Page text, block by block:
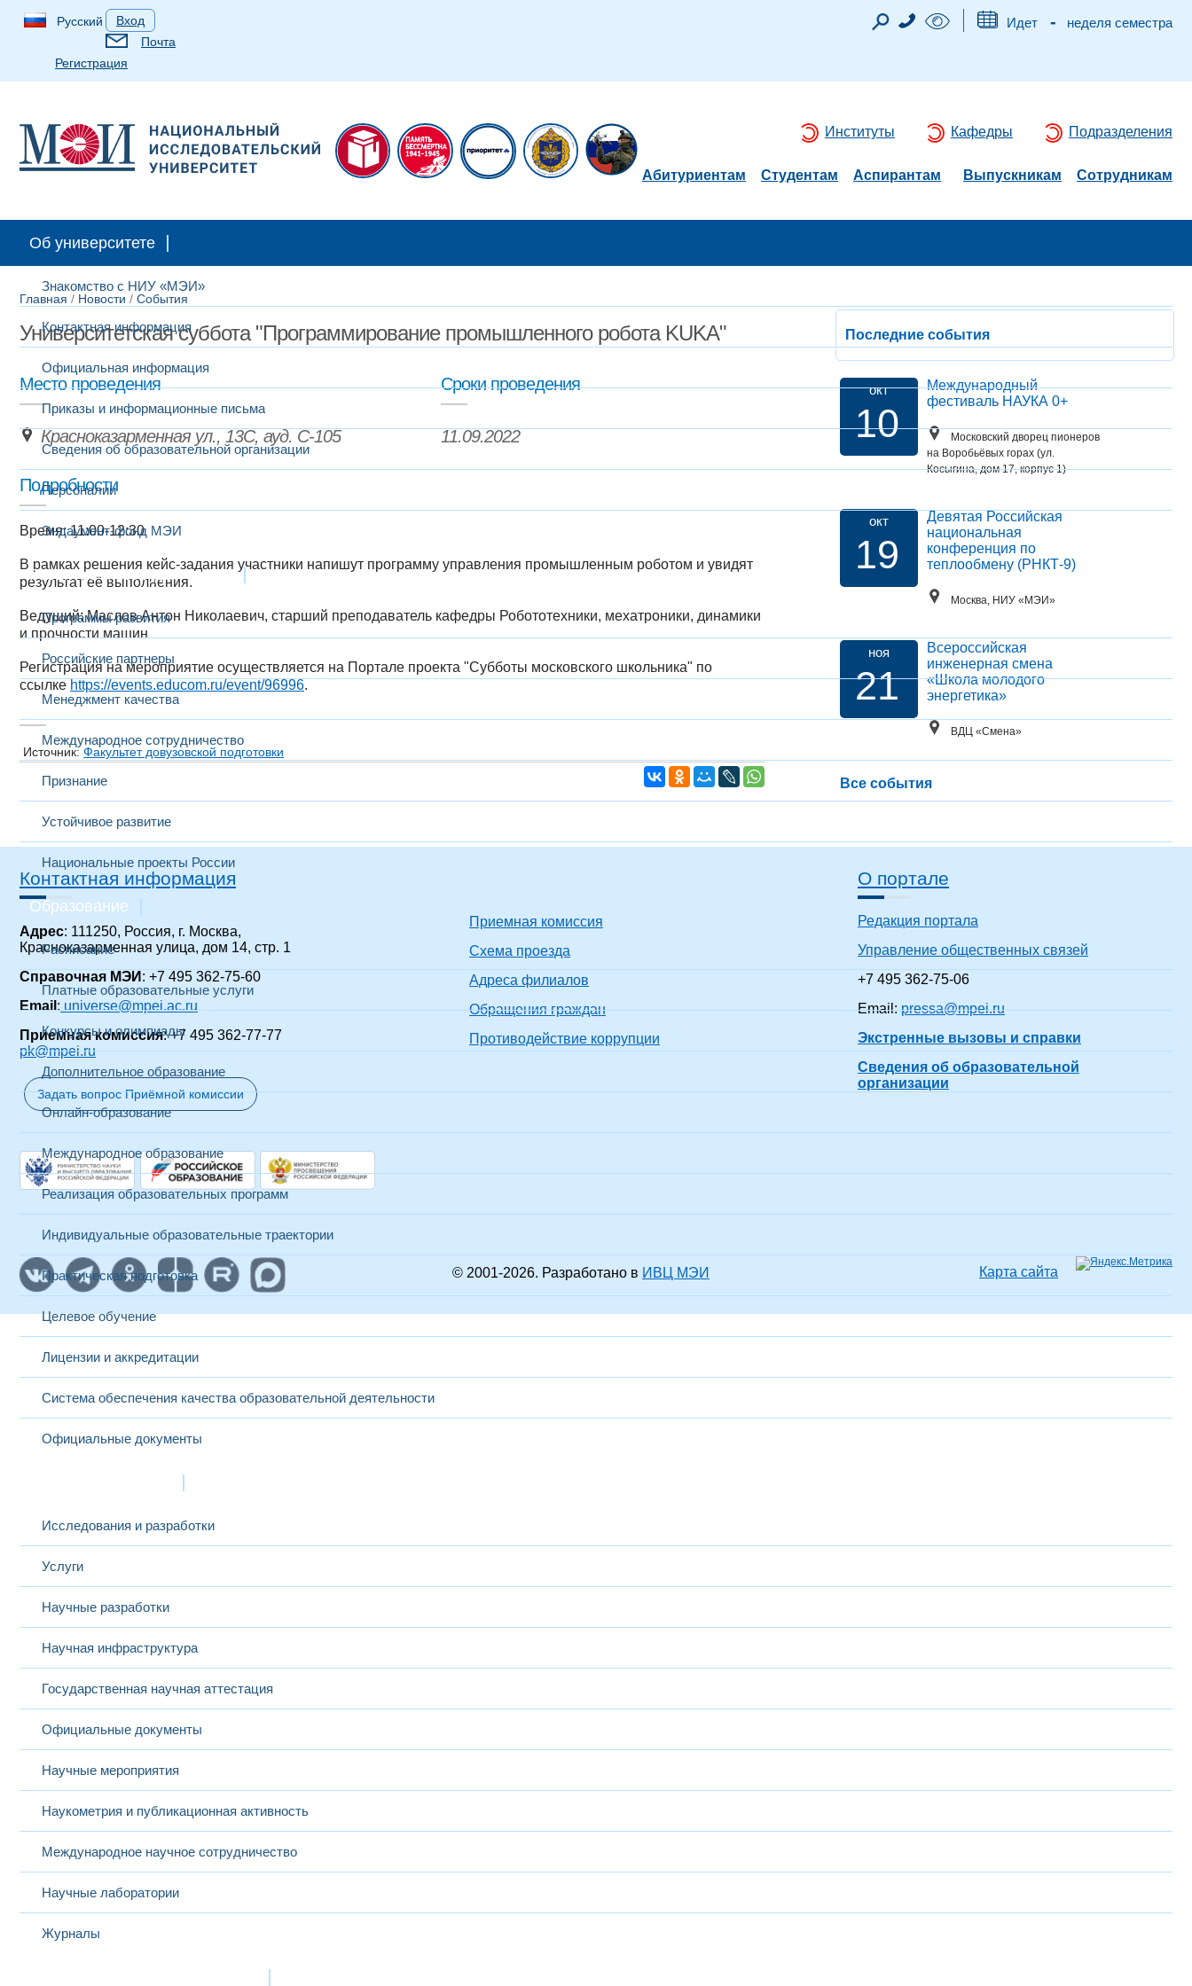
Русский
Вход
Почта
Регистрация
Идет - неделя семестра
Институты Кафедры Подразделения
Абитуриентам Студентам Аспирантам Выпускникам Сотрудникам
Об университете
Знакомство с НИУ «МЭИ»
Контактная информация
Официальная информация
Приказы и информационные письма
Сведения об образовательной организации
Персоналии
Эндаумент-фонд МЭИ
Развитие и сотрудничество
Программы развития
Российские партнеры
Менеджмент качества
Международное сотрудничество
Признание
Устойчивое развитие
Национальные проекты России
Образование
Расписание
Платные образовательные услуги
Конкурсы и олимпиады
Дополнительное образование
Онлайн-образование
Международное образование
Реализация образовательных программ
Индивидуальные образовательные траектории
Практическая подготовка
Целевое обучение
Лицензии и аккредитации
Система обеспечения качества образовательной деятельности
Официальные документы
Исследования и разработки
Услуги
Научные разработки
Научная инфраструктура
Государственная научная аттестация
Официальные документы
Научные мероприятия
Наукометрия и публикационная активность
Международное научное сотрудничество
Научные лаборатории
Журналы
Главная / Новости / События
Университетская суббота "Программирование промышленного робота KUKA"
Место проведения
Красноказарменная ул., 13С, ауд. С-105
Сроки проведения
11.09.2022
Подробности
Время: 11:00-12:30
В рамках решения кейс-задания участники напишут программу управления промышленным роботом и увидят
результат её выполнения.
Ведущий: Маслов Антон Николаевич, старший преподаватель кафедры Робототехники, мехатроники, динамики
и прочности машин
Регистрация на мероприятие осуществляется на Портале проекта "Субботы московского школьника" по
ссылке https://events.educom.ru/event/96996.​​​
Источник:Факультет довузовской подготовки
Последние события
окт
10
Международный
фестиваль НАУКА 0+
Московский дворец пионеров
на Воробьёвых горах (ул.
Косыгина, дом 17, корпус 1)
окт
19
Девятая Российская
национальная
конференция по
теплообмену (РНКТ-9)
Москва, НИУ «МЭИ»
ноя
21
Всероссийская
инженерная смена
«Школа молодого
энергетика»
ВДЦ «Смена»
Все события
Контактная информация
Адрес: 111250, Россия, г. Москва,
Красноказарменная улица, дом 14, стр. 1
Справочная МЭИ : +7 495 362-75-60
Email : universe@mpei.ac.ru
Приемная комиссия: +7 495 362-77-77
pk@mpei.ru
Задать вопрос Приёмной комиссии
Приемная комиссия
Схема проезда
Адреса филиалов
Обращения граждан
Противодействие коррупции
О портале
Редакция портала
Управление общественных связей
+7 495 362-75-06
Email: pressa@mpei.ru
Экстренные вызовы и справки
Сведения об образовательной
организации
© 2001-2026. Разработано в ИВЦ МЭИ Карта сайта